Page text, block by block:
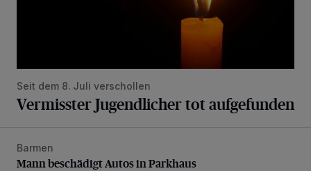
Seit dem 8. Juli verschollen
Vermisster Jugendlicher tot aufgefunden
Mann beschädigt Autos in Parkhaus
Barmen
Mann beschädigt Autos in Parkhaus